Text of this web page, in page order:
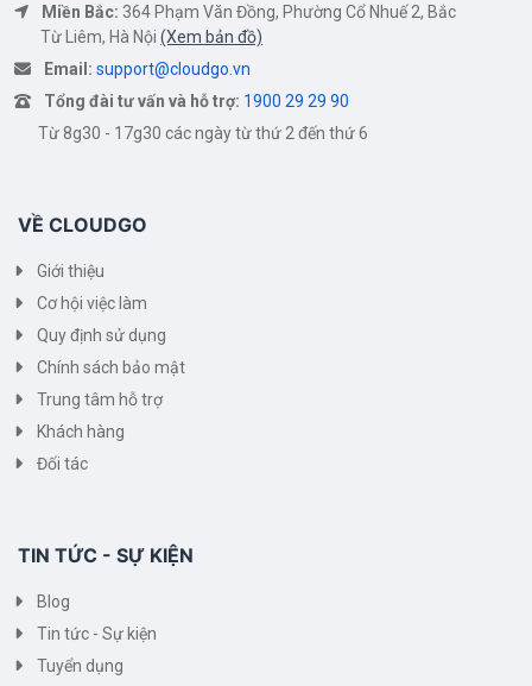
Miền Bắc: 364 Phạm Văn Đồng, Phường Cổ Nhuế 2, Bắc
Từ Liêm, Hà Nội(Xem bản đồ)
Email: support@cloudgo.vn
Tổng đài tư vấn và hỗ trợ: 1900 29 29 90
Từ 8g30 - 17g30 các ngày từ thứ 2 đến thứ 6
VỀ CLOUDGO
Giới thiệu
Cơ hội việc làm
Quy định sử dụng
Chính sách bảo mật
Trung tâm hỗ trợ
Khách hàng
Đối tác
TIN TỨC - SỰ KIỆN
Blog
Tin tức - Sự kiện
Tuyển dụng